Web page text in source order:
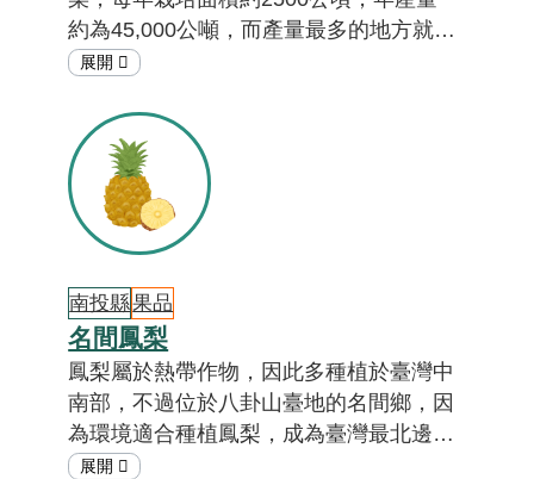
約為45,000公噸，而產量最多的地方就位
在臺南，以民國111年的產量來說，每五
山區、柳營區為最主要的產區，想知道更
多關於絲瓜的故事嗎？答案就在「在地特
色小教室」！[註01]
南投縣果品
名間鳳梨
鳳梨屬於熱帶作物，因此多種植於臺灣中
南部，不過位於八卦山臺地的名間鄉，因
為環境適合種植鳳梨，成為臺灣最北邊的
鳳梨主要產區，而且有別於市佔率第一的